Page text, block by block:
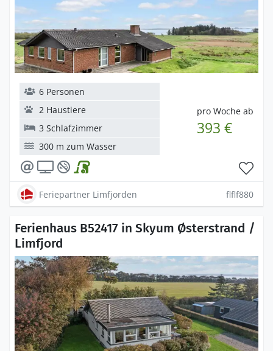
pro Woche ab
393 €
6 Personen
2 Haustiere
3 Schlafzimmer
300 m zum Wasser
Feriepartner Limfjorden flflf880
Ferienhaus B52417 in Skyum Østerstrand /
Limfjord